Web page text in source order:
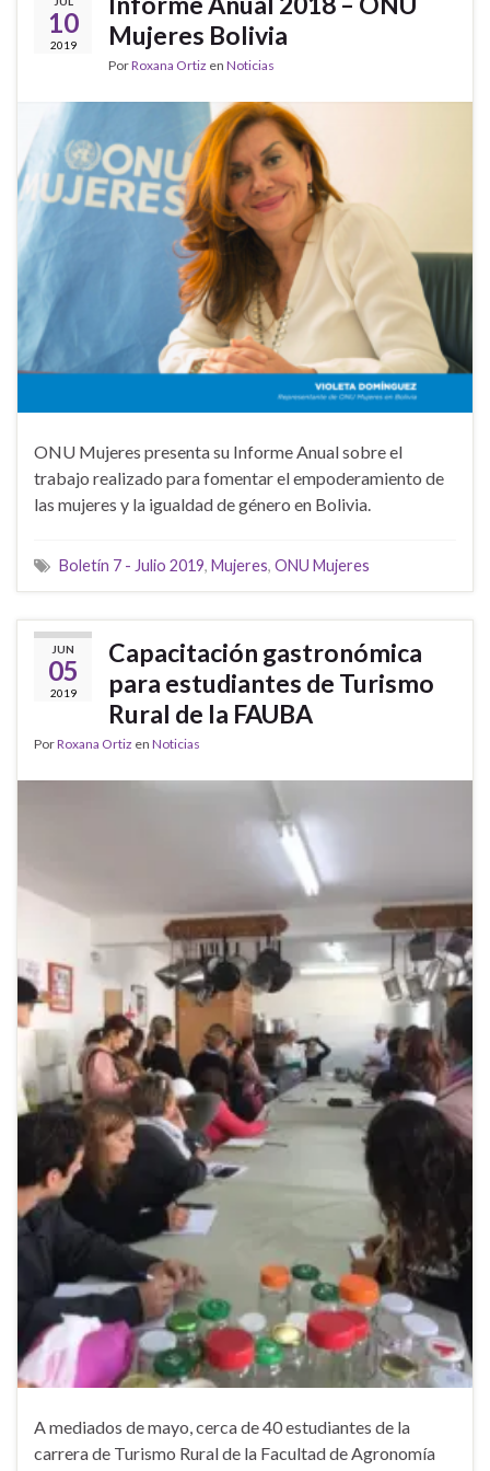
10
2019
Mujeres Bolivia
PorRoxana Ortiz en Noticias
ONU Mujeres presenta su Informe Anual sobre el
trabajo realizado para fomentar el empoderamiento de
las mujeres y la igualdad de género en Bolivia.
Boletín 7 - Julio 2019, Mujeres, ONU Mujeres
JUN
05
2019
Capacitación gastronómica
para estudiantes de Turismo
Rural de la FAUBA
PorRoxana Ortiz en Noticias
A mediados de mayo, cerca de 40 estudiantes de la
carrera de Turismo Rural de la Facultad de Agronomía